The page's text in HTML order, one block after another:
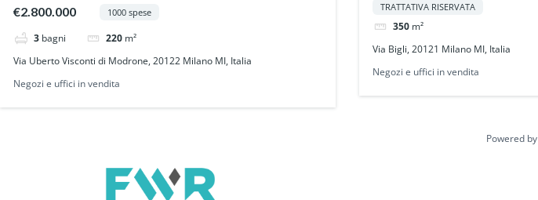
€2.800.000 1000 spese
3 bagni 220 m²
Via Uberto Visconti di Modrone, 20122 Milano MI, Italia
Negozi e uffici in vendita
TRATTATIVA RISERVATA
350 m²
Via Bigli, 20121 Milano MI, Italia
Negozi e uffici in vendita
Powered by